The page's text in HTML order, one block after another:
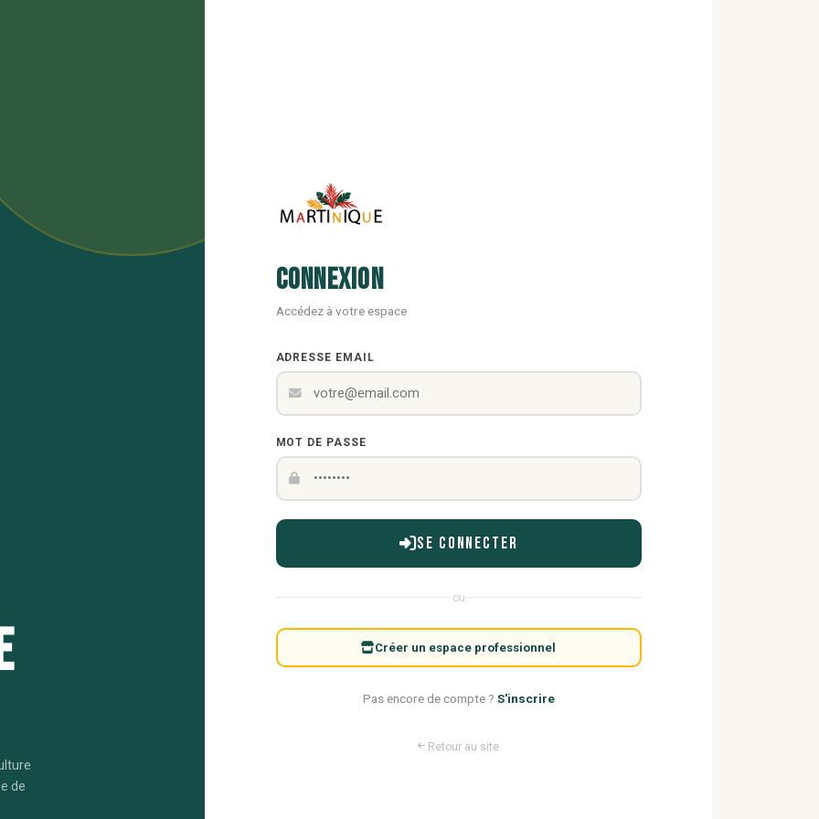
de
Connexion
Accédez à votre espace
ADRESSE EMAIL
MOT DE PASSE
Se connecter
ou
Créer un espace professionnel
Pas encore de compte ? S'inscrire
Retour au site